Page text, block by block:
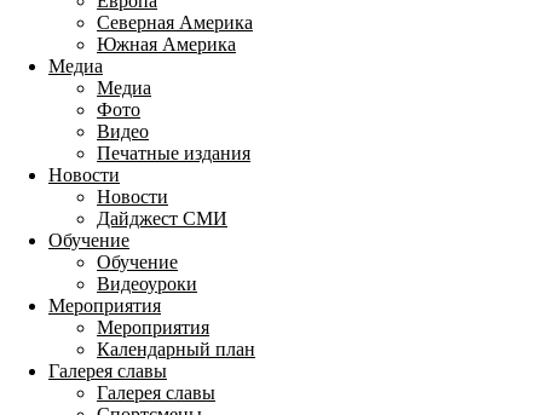
Северная Америка
Южная Америка
Медиа
Медиа
Фото
Видео
Печатные издания
Новости
Новости
Дайджест СМИ
Обучение
Обучение
Видеоуроки
Мероприятия
Мероприятия
Календарный план
Галерея славы
Галерея славы